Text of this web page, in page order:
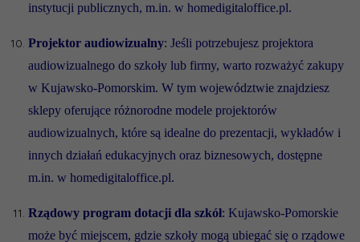
instytucji publicznych, m.in. w homedigitaloffice.pl.
Projektor audiowizualny: Jeśli potrzebujesz projektora
audiowizualnego do szkoły lub firmy, warto rozważyć zakupy
w Kujawsko-Pomorskim. W tym województwie znajdziesz
sklepy oferujące różnorodne modele projektorów
audiowizualnych, które są idealne do prezentacji, wykładów i
innych działań edukacyjnych oraz biznesowych, dostępne
m.in. w homedigitaloffice.pl.
Rządowy program dotacji dla szkół: Kujawsko-Pomorskie
może być miejscem, gdzie szkoły mogą ubiegać się o rządowe